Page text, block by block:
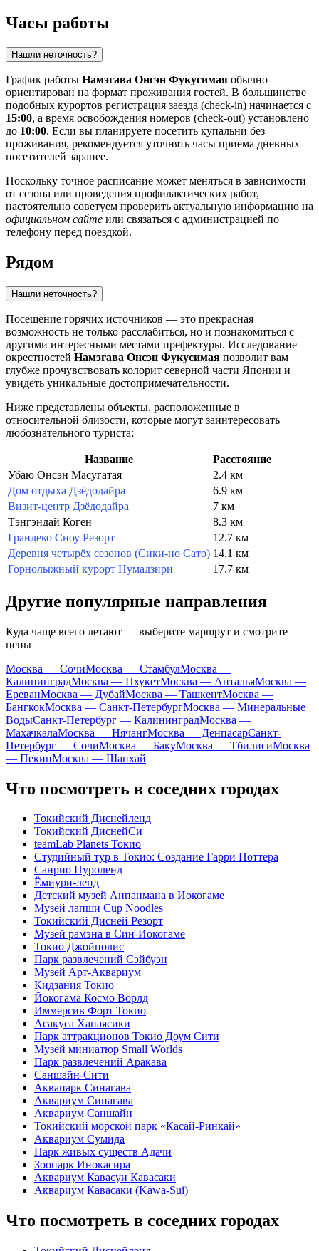
Часы работы
Нашли неточность?
График работы Намэгава Онсэн Фукусимая обычно
ориентирован на формат проживания гостей. В большинстве
подобных курортов регистрация заезда (check-in) начинается с
15:00, а время освобождения номеров (check-out) установлено
до 10:00. Если вы планируете посетить купальни без
проживания, рекомендуется уточнять часы приема дневных
посетителей заранее.
Поскольку точное расписание может меняться в зависимости
от сезона или проведения профилактических работ,
настоятельно советуем проверить актуальную информацию на
официальном сайте или связаться с администрацией по
телефону перед поездкой.
Рядом
Нашли неточность?
Посещение горячих источников — это прекрасная
возможность не только расслабиться, но и познакомиться с
другими интересными местами префектуры. Исследование
окрестностей Намэгава Онсэн Фукусимая позволит вам
глубже прочувствовать колорит северной части Японии и
увидеть уникальные достопримечательности.
Ниже представлены объекты, расположенные в
относительной близости, которые могут заинтересовать
любознательного туриста:
Название
Расстояние
Убаю Онсэн Масугатая
2.4 км
Дом отдыха Дзёдодайра
6.9 км
Визит-центр Дзёдодайра
7 км
Тэнгэндай Коген
8.3 км
Грандеко Сноу Резорт
12.7 км
Деревня четырёх сезонов (Сики-но Сато) 14.1 км
Горнолыжный курорт Нумадзири
17.7 км
Другие популярные направления
Куда чаще всего летают — выберите маршрут и смотрите
цены
Москва — СочиМосква — СтамбулМосква —
КалининградМосква — ПхукетМосква — АнтальяМосква —
ЕреванМосква — ДубайМосква — ТашкентМосква —
БангкокМосква — Санкт-ПетербургМосква — Минеральные
ВодыСанкт-Петербург — КалининградМосква —
МахачкалаМосква — НячангМосква — ДенпасарСанкт-
Петербург — СочиМосква — БакуМосква — ТбилисиМосква
— ПекинМосква — Шанхай
Что посмотреть в соседних городах
Токийский Диснейленд
Токийский ДиснейСи
teamLab Planets Токио
Студийный тур в Токио: Создание Гарри Поттера
Санрио Пуроленд
Ёмиури-ленд
Детский музей Анпанмана в Иокогаме
Музей лапши Cup Noodles
Токийский Дисней Резорт
Музей рамэна в Син-Иокогаме
Токио Джойполис
Парк развлечений Сэйбуэн
Музей Арт-Аквариум
Кидзания Токио
Йокогама Космо Ворлд
Иммерсив Форт Токио
Асакуса Ханаясики
Парк аттракционов Токио Доум Сити
Музей миниатюр Small Worlds
Парк развлечений Аракава
Саншайн-Сити
Аквапарк Синагава
Аквариум Синагава
Аквариум Саншайн
Токийский морской парк «Касай-Ринкай»
Аквариум Сумида
Парк живых существ Адачи
Зоопарк Инокасира
Аквариум Кавасуи Кавасаки
Аквариум Кавасаки (Kawa-Sui)
Что посмотреть в соседних городах